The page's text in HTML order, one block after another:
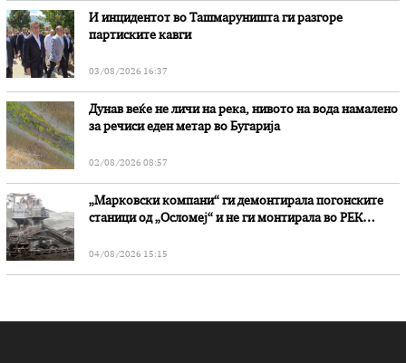
И инцидентот во Ташмаруништa ги разгоре
партиските кавги
03/08/2026 16:37
Дунав веќе не личи на река, нивото на вода намалено
за речиси еден метар во Бугарија
02/08/2026 08:57
„Марковски компани“ ги демонтирала погонските
станици од „Осломеј“ и не ги монтирала во РЕК
04/08/2026 15:15